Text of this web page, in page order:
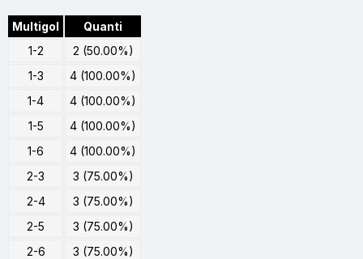
Multigol
Quanti
1-2
2 (50.00%)
1-3
4 (100.00%)
1-4
4 (100.00%)
1-5
4 (100.00%)
1-6
4 (100.00%)
2-3
3 (75.00%)
2-4
3 (75.00%)
2-5
3 (75.00%)
2-6
3 (75.00%)